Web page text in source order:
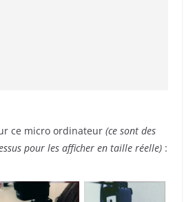
ce micro ordinateur (ce sont des
pour les afficher en taille réelle) :